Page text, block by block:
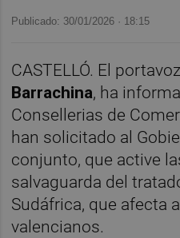
Publicado: 30/01/2026 · 18:15
CASTELLÓ. El
Barrachina, ha
Consellerias de
han solicitado al
conjunto, que active
salvaguarda del
Sudáfrica, que afecta
valencianos.